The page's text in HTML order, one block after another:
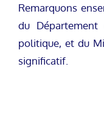
Remarquons
du
politique, et du
significatif.